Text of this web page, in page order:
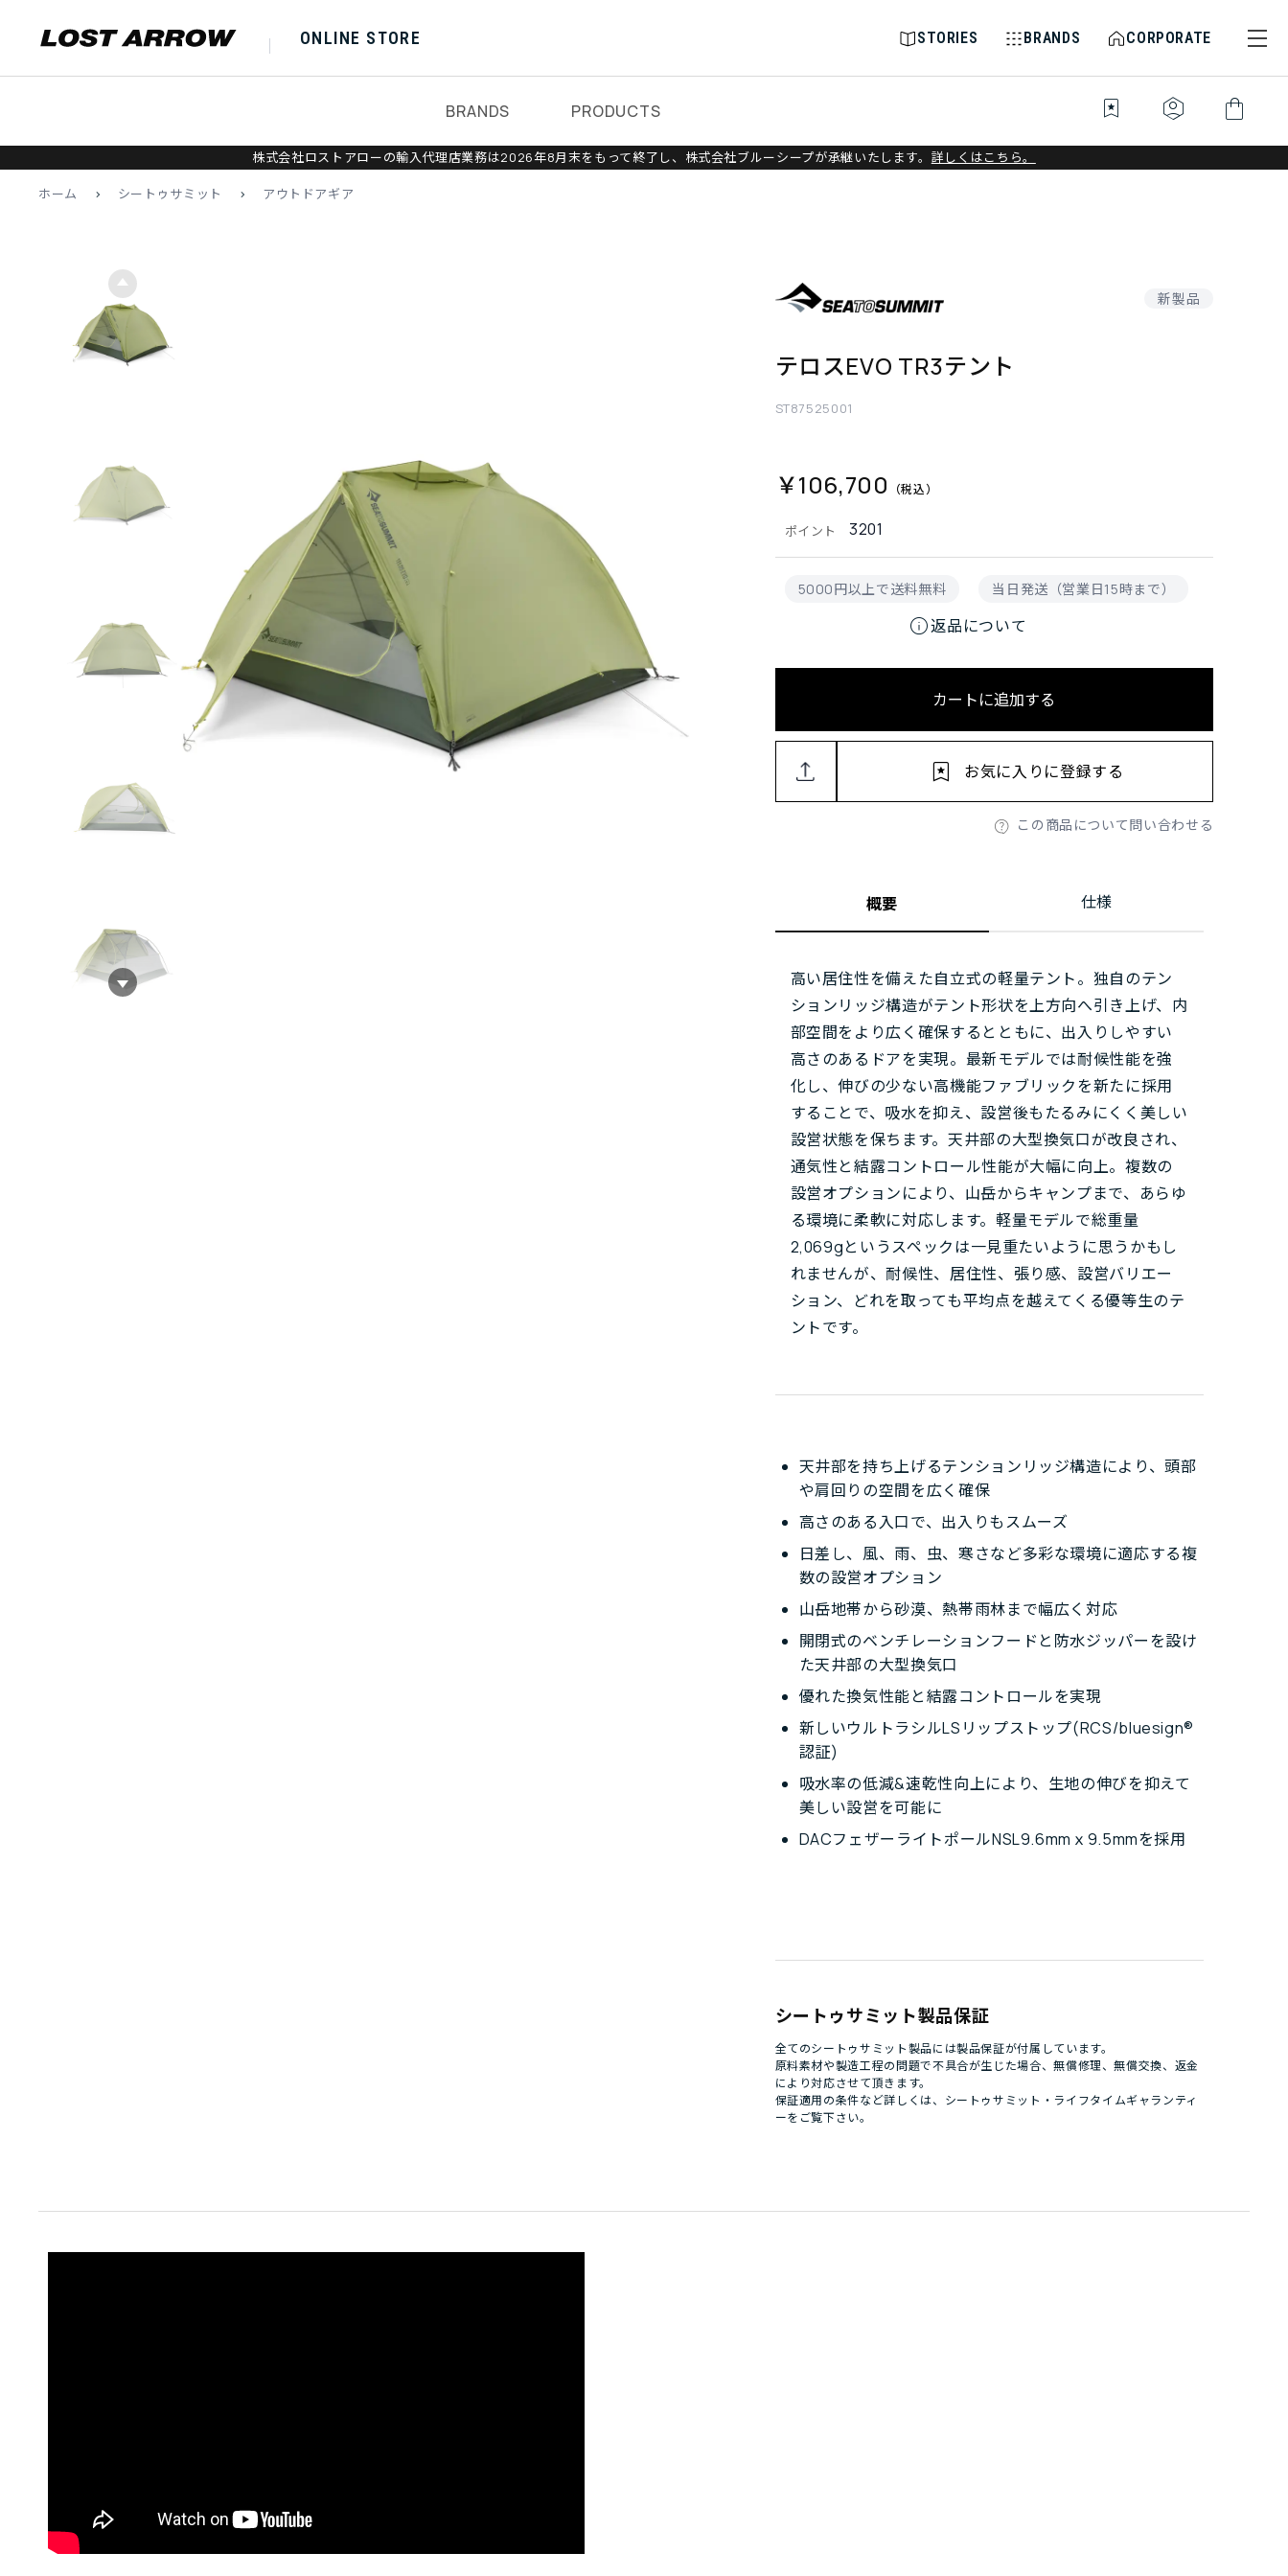
ONLINE STORE STORIES BRANDS CORPORATE
BRANDS PRODUCTS bookmark_star identity_platform shopping_bag
株式会社ロストアローの輸入代理店業務は2026年8月末をもって終了し、株式会社ブルーシープが承継いたします。 詳しくはこちら。
ホーム > シートゥサミット > アウトドアギア
新製品
テロスEVO TR3テント
ST87525001
ポイント 3201
5000円以上で送料無料 当日発送（営業日15時まで）
info返品について
￥106,700
カートに追加する
この商品について問い合わせる
お気に入りに登録する
概要 仕様
高い居住性を備えた自立式の軽量テント。独自のテン
ションリッジ構造がテント形状を上方向へ引き上げ、内
部空間をより広く確保するとともに、出入りしやすい
高さのあるドアを実現。最新モデルでは耐候性能を強
化し、伸びの少ない高機能ファブリックを新たに採用
することで、吸水を抑え、設営後もたるみにくく美しい
設営状態を保ちます。天井部の大型換気口が改良され、
通気性と結露コントロール性能が大幅に向上。複数の
設営オプションにより、山岳からキャンプまで、あらゆ
る環境に柔軟に対応します。軽量モデルで総重量
2,069gというスペックは一見重たいように思うかもし
れませんが、耐候性、居住性、張り感、設営バリエー
ション、どれを取っても平均点を越えてくる優等生のテ
ントです。
シートゥサミット製品保証
全てのシートゥサミット製品には製品保証が付属しています。
原料素材や製造工程の問題で不具合が生じた場合、無償修理、無償交換、返金
により対応させて頂きます。
保証適用の条件など詳しくは、 シートゥサミット・ライフタイムギャランティ
ーをご覧下さい。
天井部を持ち上げるテンションリッジ構造により、頭部
や肩回りの空間を広く確保
高さのある入口で、出入りもスムーズ
日差し、風、雨、虫、寒さなど多彩な環境に適応する複
数の設営オプション
山岳地帯から砂漠、熱帯雨林まで幅広く対応
開閉式のベンチレーションフードと防水ジッパーを設け
た天井部の大型換気口
優れた換気性能と結露コントロールを実現
新しいウルトラシルLSリップストップ(RCS/bluesign®
認証)
吸水率の低減&速乾性向上により、生地の伸びを抑えて
美しい設営を可能に
DACフェザーライトポールNSL9.6mmｘ9.5mmを採用